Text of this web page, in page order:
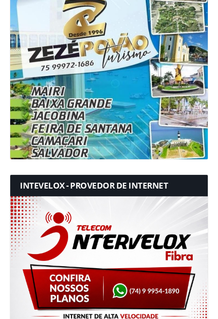
INTEVELOX - PROVEDOR DE INTERNET